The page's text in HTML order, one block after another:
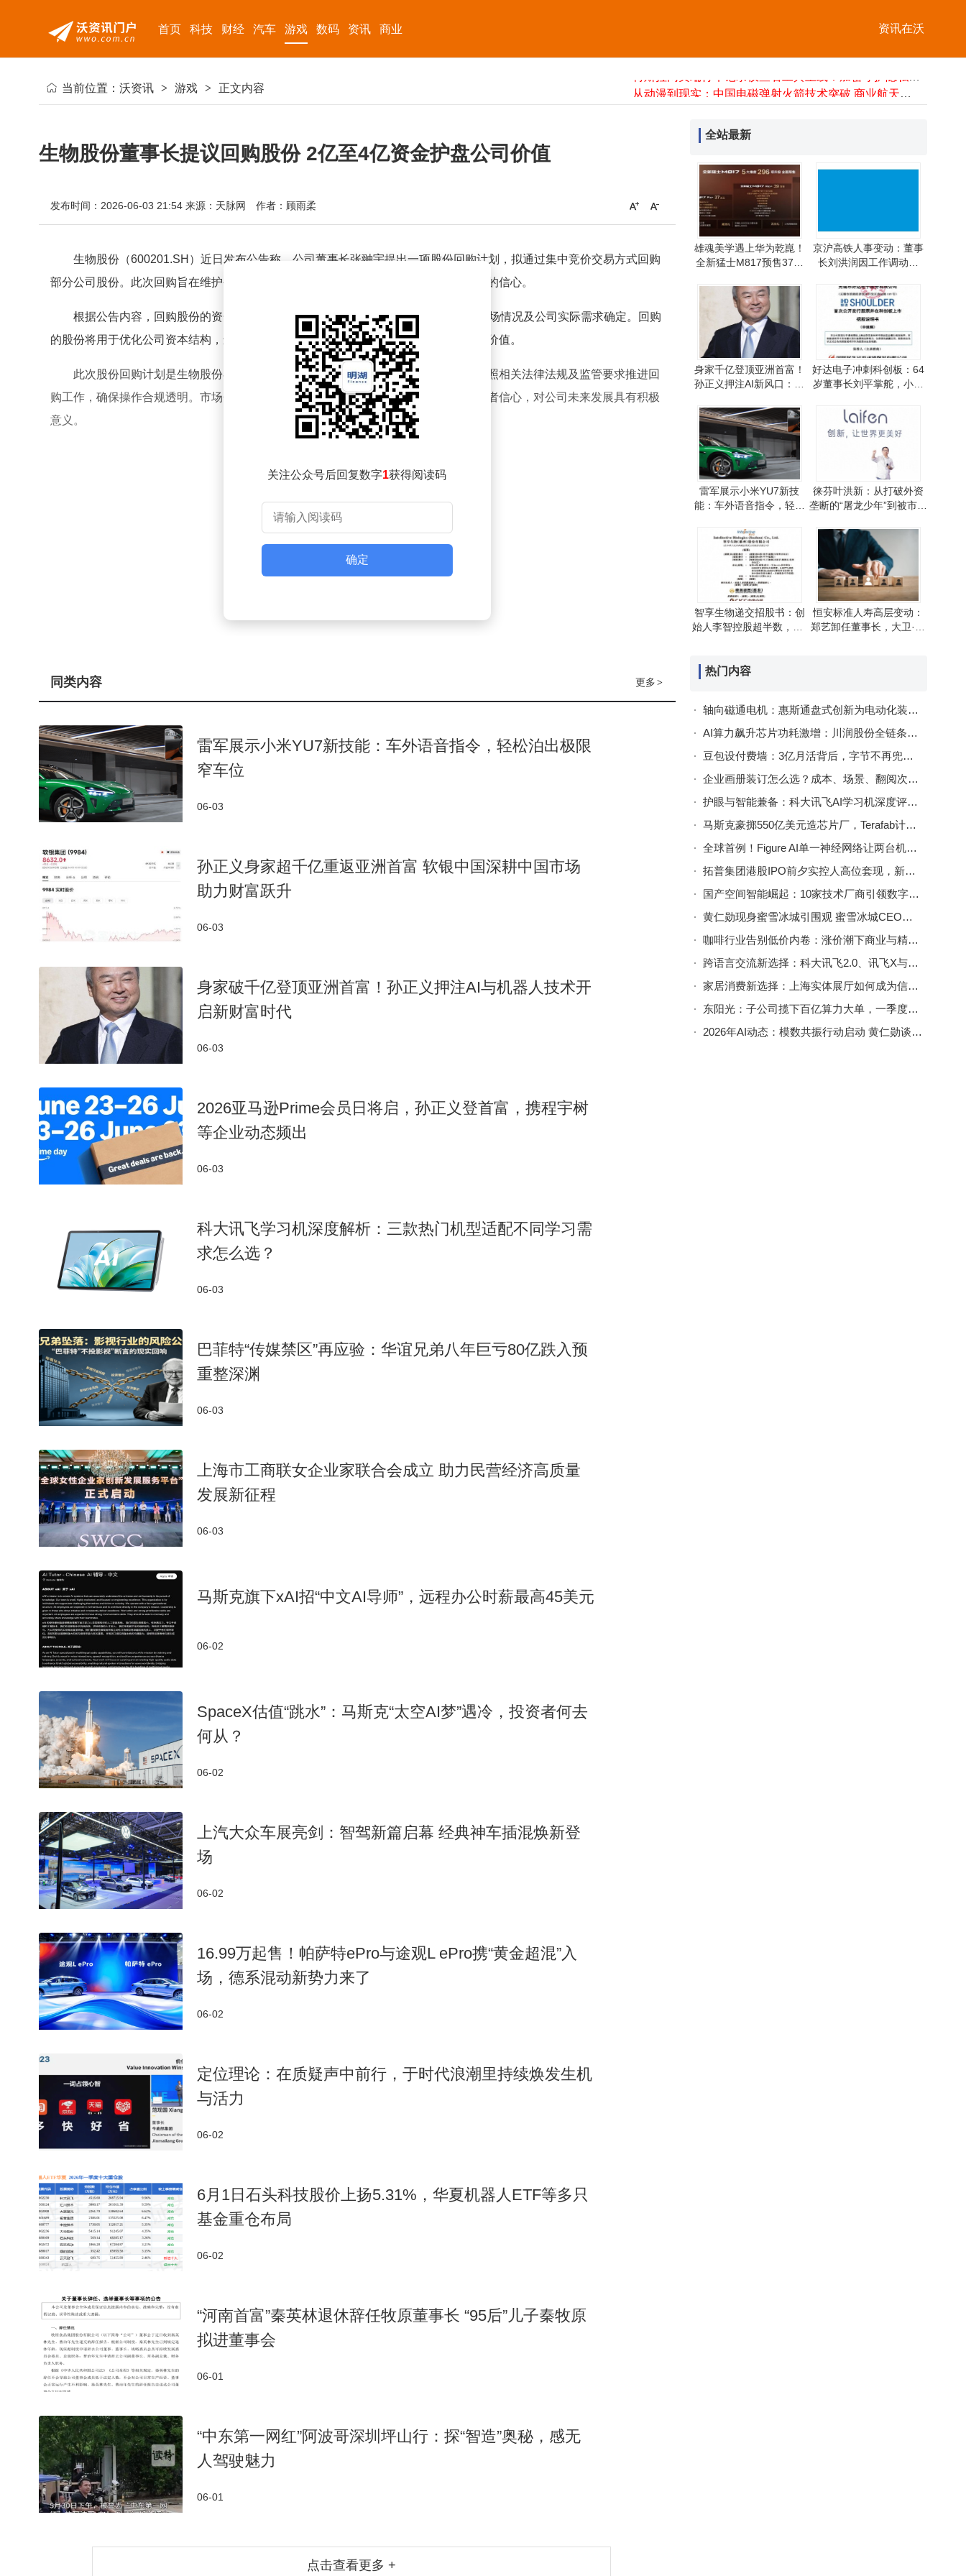
资讯在沃
首页 科技 财经 汽车 游戏 数码 资讯 商业
“红利+”指数调整中显韧性，红利ETF易方达获资金连续14日净流入
雷军展示小米YU7新技能：车外语音指令，轻松泊出极限窄车位
初夏榴莲降价热潮来袭 麻城商超货足价优受市民青睐
当前位置： 沃资讯 > 游戏 > 正文内容
生物股份董事长提议回购股份 2亿至4亿资金护盘公司价值
发布时间：2026-06-03 21:54 来源：天脉网 作者：顾雨柔
生物股份（600201.SH）近日发布公告称，公司董事长张翀宇提出一项股份回购计划，拟通过集中竞价交易方式回购
部分公司股份。此次回购旨在维护公司价值及股东权益，体现了管理层对公司长期发展的信心。
根据公告内容，回购股份的资金总额预计在2亿元至4亿元之间，具体金额将根据市场情况及公司实际需求确定。回购
的股份将用于优化公司资本结构，进一步增强市场对公司的信心，同时为股东创造更大价值。
此次股份回购计划是生物股份在资本市场上的重要举措之一。公司表示，将严格按照相关法律法规及监管要求推进回
购工作，确保操作合规透明。市场分析人士认为，这一举措有助于稳定股价，提升投资者信心，对公司未来发展具有积极
意义。
关注公众号后回复数字1获得阅读码
确定
更多 >
同类内容
雷军展示小米YU7新技能：车外语音指令，轻松泊出极限
窄车位
06-03
孙正义身家超千亿重返亚洲首富 软银中国深耕中国市场
助力财富跃升
06-03
身家破千亿登顶亚洲首富！孙正义押注AI与机器人技术开
启新财富时代
06-03
2026亚马逊Prime会员日将启，孙正义登首富，携程宇树
等企业动态频出
06-03
科大讯飞学习机深度解析：三款热门机型适配不同学习需
求怎么选？
06-03
巴菲特“传媒禁区”再应验：华谊兄弟八年巨亏80亿跌入预
重整深渊
06-03
上海市工商联女企业家联合会成立 助力民营经济高质量
发展新征程
06-03
马斯克旗下xAI招“中文AI导师”，远程办公时薪最高45美元
06-02
SpaceX估值“跳水”：马斯克“太空AI梦”遇冷，投资者何去
何从？
06-02
上汽大众车展亮剑：智驾新篇启幕 经典神车插混焕新登
场
06-02
16.99万起售！帕萨特ePro与途观L ePro携“黄金超混”入
场，德系混动新势力来了
06-02
定位理论：在质疑声中前行，于时代浪潮里持续焕发生机
与活力
06-02
6月1日石头科技股价上扬5.31%，华夏机器人ETF等多只
基金重仓布局
06-02
“河南首富”秦英林退休辞任牧原董事长 “95后”儿子秦牧原
拟进董事会
06-01
“中东第一网红”阿波哥深圳坪山行：探“智造”奥秘，感无
人驾驶魅力
06-01
点击查看更多 +
全站最新
雄魂美学遇上华为乾崑！
全新猛士M817预售37万
京沪高铁人事变动：董事
长刘洪润因工作调动辞
职务
身家千亿登顶亚洲首富！
孙正义押注AI新风口：物
好达电子冲刺科创板：64
岁董事长刘平掌舵，小米
雷军展示小米YU7新技
能：车外语音指令，轻松
徕芬叶洪新：从打破外资
垄断的“屠龙少年”到被市场
智享生物递交招股书：创
始人李智控股超半数，CF
恒安标准人寿高层变动：
郑艺卸任董事长，大卫·穆
热门内容
轴向磁通电机：惠斯通盘式创新为电动化装备开启高效紧凑新动力篇章
AI算力飙升芯片功耗激增：川润股份全链条液冷技术引领绿色散热新方向
豆包设付费墙：3亿月活背后，字节不再兜底免费算力账单
企业画册装订怎么选？成本、场景、翻阅次数全解析，教你避坑选对方案
护眼与智能兼备：科大讯飞AI学习机深度评测，为孩子选对学习好帮手
马斯克豪掷550亿美元造芯片厂，Terafab计划剑指全球芯片产能巅峰
全球首例！Figure AI单一神经网络让两台机器人默契协作完成卧室清理
拓普集团港股IPO前夕实控人高位套现，新布局能否化解资本压力存疑
国产空间智能崛起：10家技术厂商引领数字孪生迈向智能决策新阶段
黄仁勋现身蜜雪冰城引围观 蜜雪冰城CEO朋友圈妙语回应显卡散热梗
咖啡行业告别低价内卷：涨价潮下商业与精品边界重塑新局
跨语言交流新选择：科大讯飞2.0、讯飞X与谷歌翻译机，哪款更适合你？
家居消费新选择：上海实体展厅如何成为信任重建的“破局点”
东阳光：子公司揽下百亿算力大单，一季度净利润却同比大幅下滑57%
2026年AI动态：模数共振行动启动 黄仁勋谈就业 中国移动推AI-eSIM新品